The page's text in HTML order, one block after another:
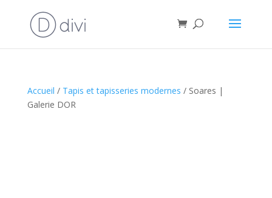
Accueil / Tapis et tapisseries modernes / Soares |
Galerie DOR